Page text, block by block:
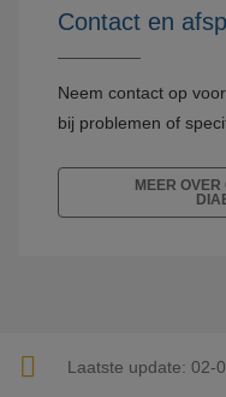
Contact en
Neem contact op
bij problemen of
MEER
Laatste update: 02-